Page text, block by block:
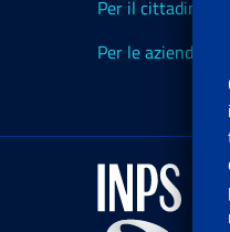
Per il cittadino
Per le aziende ed